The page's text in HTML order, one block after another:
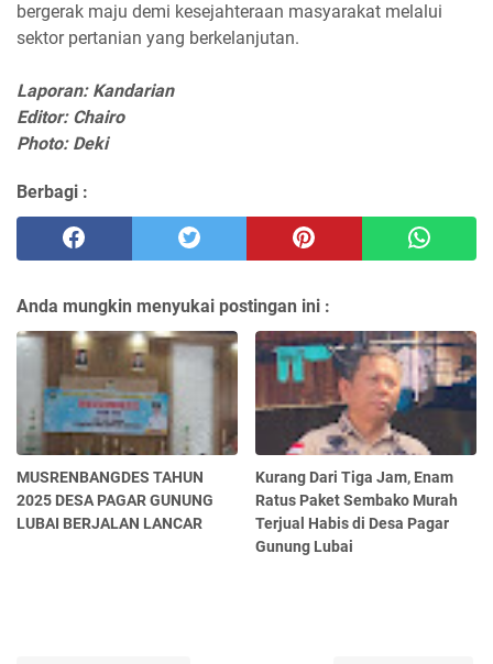
bergerak maju demi kesejahteraan masyarakat melalui
sektor pertanian yang berkelanjutan.
Laporan: Kandarian
Editor: Chairo
Photo: Deki
Berbagi :
Anda mungkin menyukai postingan ini :
MUSRENBANGDES TAHUN
2025 DESA PAGAR GUNUNG
LUBAI BERJALAN LANCAR
Kurang Dari Tiga Jam, Enam
Ratus Paket Sembako Murah
Terjual Habis di Desa Pagar
Gunung Lubai